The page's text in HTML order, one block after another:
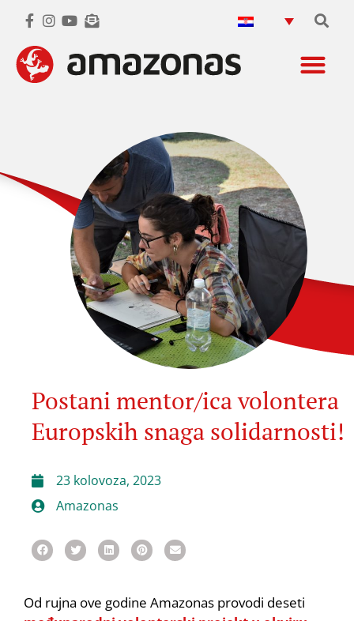
Postani mentor/ica volontera
Europskih snaga solidarnosti!
23 kolovoza, 2023
Amazonas
Od rujna ove godine Amazonas provodi deseti